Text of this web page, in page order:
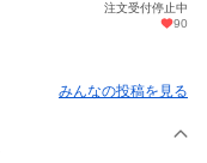
注文受付停止中
90
みんなの投稿を見る